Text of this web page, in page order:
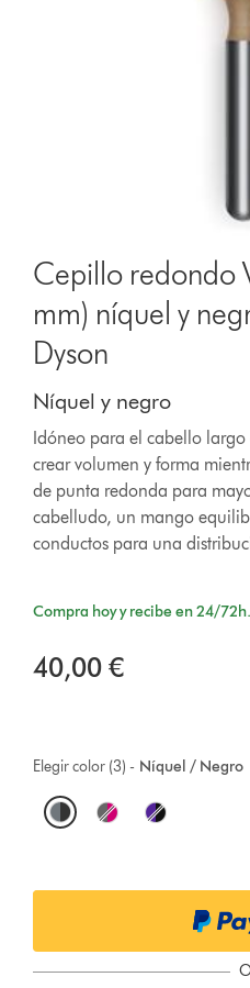
Cepillo redondo
mm) níquel y
Dyson
Níquel y negro
Idóneo para el cabello
crear volumen y forma
de punta redonda para
cabelludo, un mango
conductos para una
Compra hoy y recibe en 24/72h.
40,00 €
Níquel / Negro
Elegir color (3) -
O
t
o